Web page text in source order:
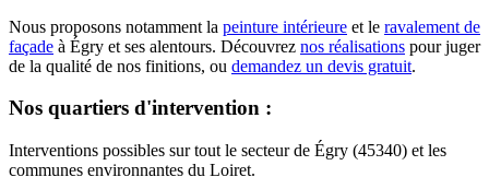
Nous proposons notamment la peinture intérieure et le ravalement de
façade à Égry et ses alentours. Découvrez nos réalisations pour juger
de la qualité de nos finitions, ou demandez un devis gratuit.
Nos quartiers d'intervention :
Interventions possibles sur tout le secteur de Égry (45340) et les
communes environnantes du Loiret.